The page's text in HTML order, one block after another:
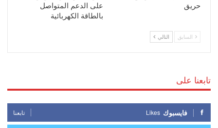
حريق
على الدعم المتواصل
بالطاقة الكهربائية
السابق التالي
تابعنا على
فايسبوك Likes تابعنا